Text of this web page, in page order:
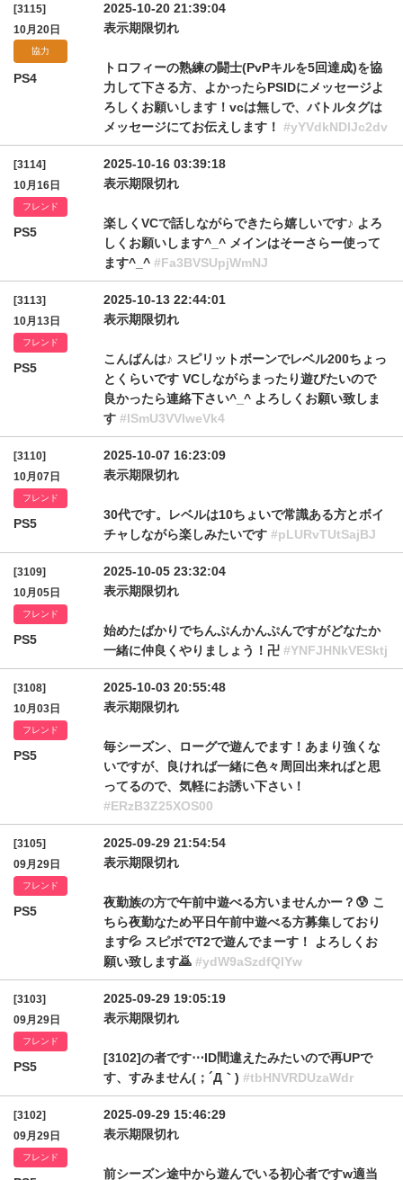
[3115]
10月20日
協力
PS4
2025-10-20 21:39:04
表示期限切れ
トロフィーの熟練の闘士(PvPキルを5回達成)を協
力して下さる方、よかったらPSIDにメッセージよ
ろしくお願いします！vcは無しで、バトルタグは
メッセージにてお伝えします！ #yYVdkNDlJc2dv
[3114]
10月16日
フレンド
PS5
2025-10-16 03:39:18
表示期限切れ
楽しくVCで話しながらできたら嬉しいです♪ よろ
しくお願いします^_^ メインはそーさらー使って
ます^_^ #Fa3BVSUpjWmNJ
[3113]
10月13日
フレンド
PS5
2025-10-13 22:44:01
表示期限切れ
こんばんは♪ スピリットボーンでレベル200ちょっ
とくらいです VCしながらまったり遊びたいので
良かったら連絡下さい^_^ よろしくお願い致しま
す #lSmU3VVlweVk4
[3110]
10月07日
フレンド
PS5
2025-10-07 16:23:09
表示期限切れ
30代です。レベルは10ちょいで常識ある方とボイ
チャしながら楽しみたいです #pLURvTUtSajBJ
[3109]
10月05日
フレンド
PS5
2025-10-05 23:32:04
表示期限切れ
始めたばかりでちんぷんかんぷんですがどなたか
一緒に仲良くやりましょう！卍 #YNFJHNkVESktj
[3108]
10月03日
フレンド
PS5
2025-10-03 20:55:48
表示期限切れ
毎シーズン、ローグで遊んでます！あまり強くな
いですが、良ければ一緒に色々周回出来ればと思
ってるので、気軽にお誘い下さい！
#ERzB3Z25XOS00
[3105]
09月29日
フレンド
PS5
2025-09-29 21:54:54
表示期限切れ
夜勤族の方で午前中遊べる方いませんかー？😰 こ
ちら夜勤なため平日午前中遊べる方募集しており
ます💦 スピボでT2で遊んでまーす！ よろしくお
願い致します🙇 #ydW9aSzdfQlYw
[3103]
09月29日
フレンド
PS5
2025-09-29 19:05:19
表示期限切れ
[3102]の者です⋯ID間違えたみたいので再UPで
す、すみません(；´Д｀) #tbHNVRDUzaWdr
[3102]
09月29日
フレンド
2025-09-29 15:46:29
表示期限切れ
前シーズン途中から遊んでいる初心者ですw適当